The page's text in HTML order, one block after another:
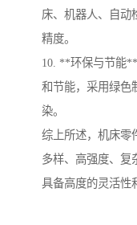
床、机器人、自动
精度。
10. **环保与节能
和节能，采用绿色
染。
综上所述，机床零
多样、高强度、复
具备高度的灵活性